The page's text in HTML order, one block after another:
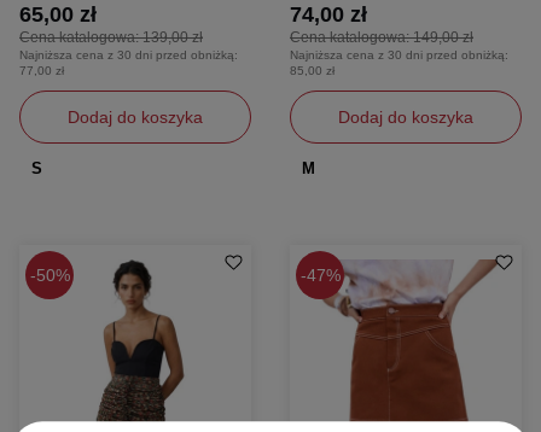
Cena katalogowa:139,00 zł
65,00 zł
Najniższa cena z 30 dni przed obniżką:
77,00 zł
Dodaj do koszyka
S
Cena katalogowa:149,00 zł
74,00 zł
Najniższa cena z 30 dni przed obniżką:
85,00 zł
Dodaj do koszyka
M
50% 47%